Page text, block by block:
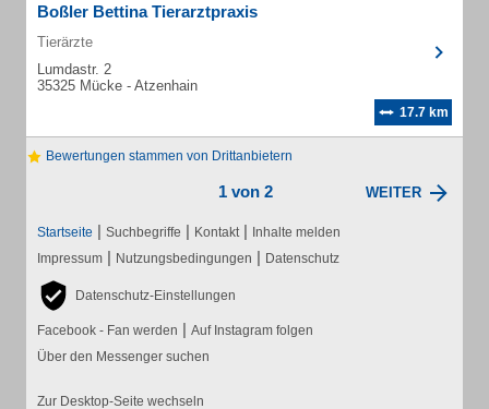
Boßler Bettina Tierarztpraxis
Tierärzte
Lumdastr. 2
35325 Mücke - Atzenhain
17.7 km
Bewertungen stammen von Drittanbietern
1 von 2 WEITER
Startseite | Suchbegriffe | Kontakt | Inhalte melden
Impressum | Nutzungsbedingungen | Datenschutz
Datenschutz-Einstellungen
Facebook - Fan werden | Auf Instagram folgen
Über den Messenger suchen
Zur Desktop-Seite wechseln